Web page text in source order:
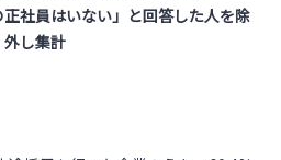
社員はいない」と回答した人を除
外し集計